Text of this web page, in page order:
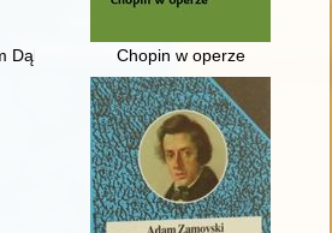
Dąbrowskiego urzeczenie
Chopin w operze